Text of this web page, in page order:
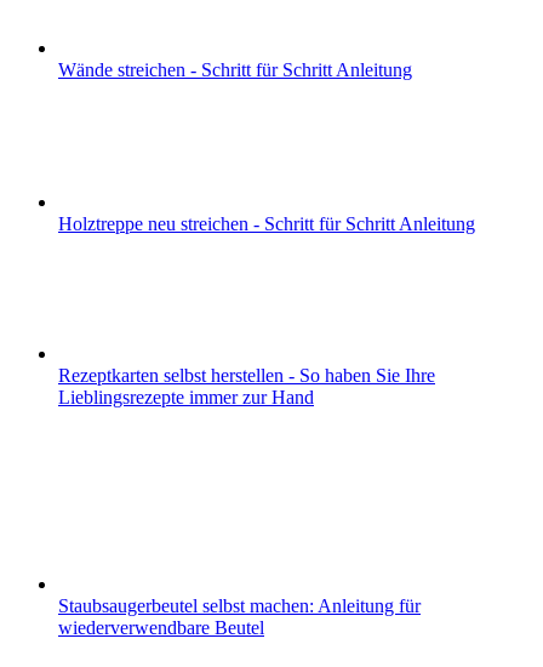
Wände streichen - Schritt für Schritt Anleitung
Holztreppe neu streichen - Schritt für Schritt Anleitung
Rezeptkarten selbst herstellen - So haben Sie Ihre
Lieblingsrezepte immer zur Hand
Staubsaugerbeutel selbst machen: Anleitung für
wiederverwendbare Beutel